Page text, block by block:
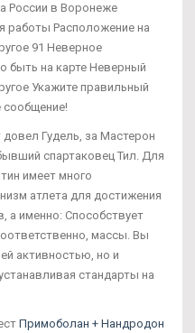
России в Воронеже
работы Расположение на
91 Неверное
быть на карте Неверный
Укажите правильный
сообщение!
Гудель, за Мастерон
спартаковец Тил. Для
имеет много
атлета для достижения
а именно: Способствует
массы. Вы
активностью, но и
стандарты на
Примоболан + Нандродон